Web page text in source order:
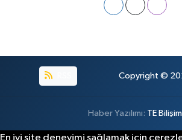
Copyright ©
Haber Yazılımı: TE Bilişim
En iyi site deneyimi sağlamak için